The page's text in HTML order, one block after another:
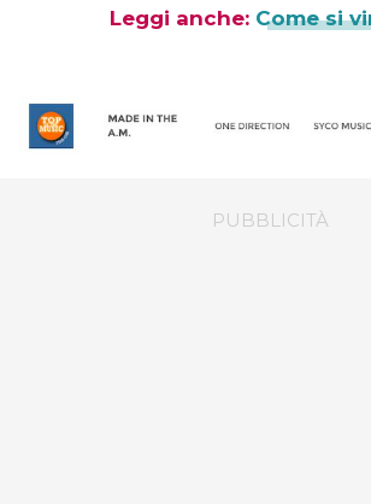
Leggi anche: Come si